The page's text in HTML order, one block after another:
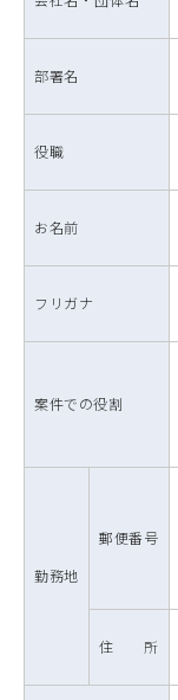
部署名
役職
お名前
フリガナ
案件での役割
勤務地
郵便番号
住 所